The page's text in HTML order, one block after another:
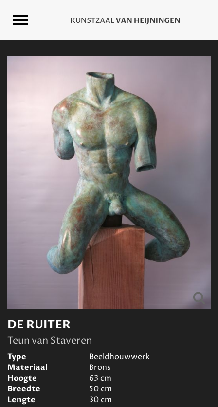
DE RUITER
Teun van Staveren
Type
Beeldhouwwerk
Materiaal
Brons
Hoogte
63 cm
Breedte
50cm
Lengte
30cm